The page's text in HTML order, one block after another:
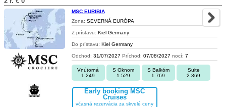
MSC EURIBIA
Zona: SEVERNÁ EURÓPA
Z prístavu: Kiel Germany
Do prístavu: Kiel Germany
Odchod: 31/07/2027 Príchod: 07/08/2027 nocí: 7
Vnútorná
1.249
S Oknom
1.529
S Balkóm
1.769
Suite
2.369
Early booking MSC
Cruises
včasná rezervácia za skvelé ceny